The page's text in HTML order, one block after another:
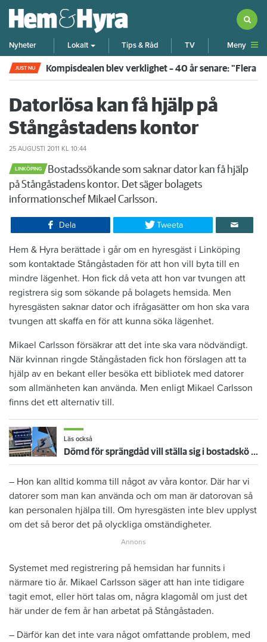
Nyheter Lokalt Tips & Råd TV Meny
JUST NU Kompisdealen blev verklighet – 40 år senare: "Flera
Datorlösa kan få hjälp på
Stångåstadens kontor
25 AUGUSTI 2011 KL 10:44
LINKÖPING
​Bostadssökande som saknar dator kan få hjälp
på Stångåstadens kontor. Det säger bolagets
informationschef Mikael Carlsson.
Dela Tweeta
​Hem & Hyra berättade i går om en hyresgäst i Linköping
som kontaktade Stångåstaden för att hon vill byta till en
mindre lägenhet. Hon fick då veta att hon var tvungen att
registrera sig som sökande på bolagets hemsida. Men
hyresgästen saknar dator och ifrågasätter om hon ska vara
tvungen att skaffa en för att kunna söka lägenhet.
Mikael Carlsson försäkrar att det inte ska vara nödvändigt.
När kvinnan ringde Stångåstaden fick hon förslagen att ta
hjälp av en bekant eller besöka ett bibliotek med datorer
som allmänheten kan använda. Men enligt Mikael Carlsson
finns det ett alternativ till.
Läs också
Dömd för sprängdåd vill ställa sig i bostadskö – nekas att ringa hyresvärdar
– Hon kan alltid komma till något av våra kontor. Där har vi
datorer som man kan använda och om man är datorovan så
kan personalen hjälpa till. Om hyresgästen inte blev upplyst
om det så beror det på olyckliga omständigheter.
Systemet med registrering på hemsidan har funnits i
närmare tio år. Mikael Carlsson säger att han inte tidigare
tagit emot, eller hört talas om, några klagomål om just det
här under de fem år han arbetat på Stångåstaden.
– Därför kan det inte vara något omfattande problem, med